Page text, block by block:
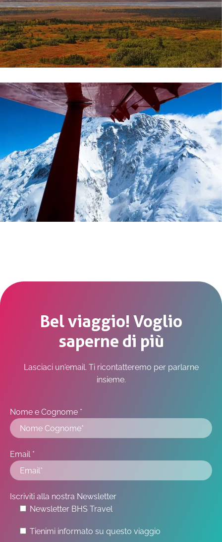
Bel viaggio! Voglio
saperne di più
Lasciaci un'email. Ti ricontatteremo per parlarne
insieme.
Nome e Cognome *
Email *
Iscriviti alla nostra Newsletter
Newsletter BHS Travel
Tienimi informato su questo viaggio